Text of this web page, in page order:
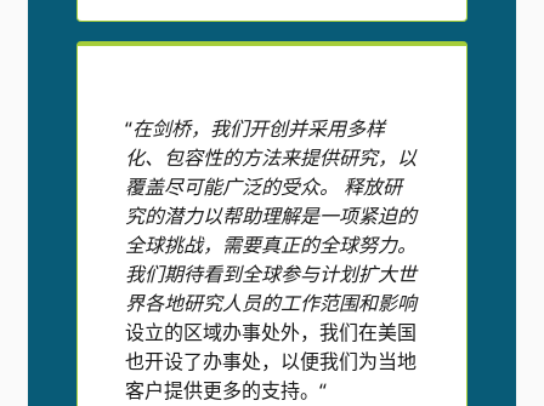
“在剑桥，我们开创并采用多样
化、包容性的方法来提供研究，以
覆盖尽可能广泛的受众。 释放研
究的潜力以帮助理解是一项紧迫的
全球挑战，需要真正的全球努力。
我们期待看到全球参与计划扩大世
界各地研究人员的工作范围和影响
设立的区域办事处外，我们在美国
也开设了办事处，以便我们为当地
客户提供更多的支持。“